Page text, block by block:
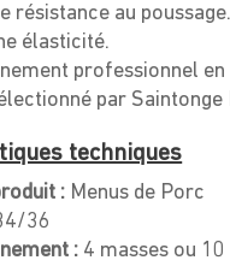
résistance au poussage.
élasticité.
professionnel
par
techniques
: Menus de Porc
36
: 4 masses ou